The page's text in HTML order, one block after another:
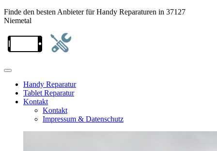
Finde den besten Anbieter für Handy Reparaturen in 37127
Niemetal
Handy Reparatur
Tablet Reparatur
Kontakt
Kontakt
Impressum & Datenschutz